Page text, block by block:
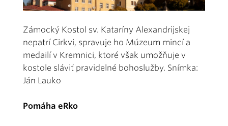
Zámocký Kostol sv. Kataríny Alexandrijskej
nepatrí Cirkvi, spravuje ho Múzeum mincí a
medailí v Kremnici, ktoré však umožňuje v
kostole sláviť pravidelné bohoslužby. Snímka:
Ján Lauko
Pomáha eRko